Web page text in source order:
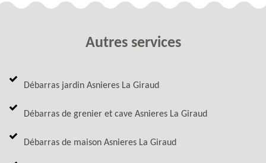
Autres services
Débarras jardin Asnieres La Giraud
Débarras de grenier et cave Asnieres La Giraud
Débarras de maison Asnieres La Giraud